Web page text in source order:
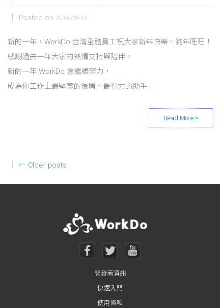
Posted on 2018-02-14
新的一年，WorkDo 台灣全體員工祝大家新年快樂、狗年旺旺！
感謝過去一年大家的熱情支持與陪伴，
新的一年 WorkDo 會繼續努力，
成為你工作上最堅實的後盾、最得力的助手！
Posts navigation
← Older posts
開發商資訊
快速入門
使用條款